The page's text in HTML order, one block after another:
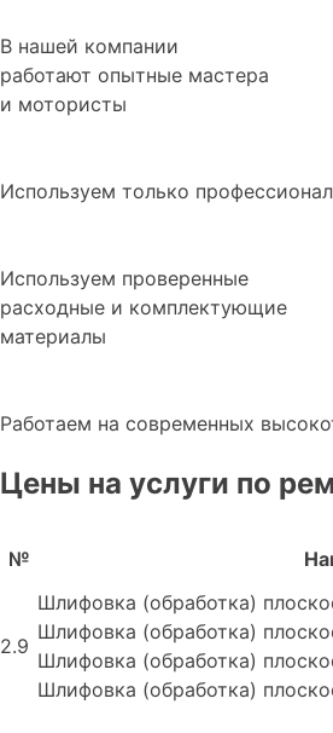
В нашей компании
работают опытные мастера
и мотористы
Используем только
Используем проверенные
расходные и комплектующие
материалы
Работаем на современных
Цены на услуги по
№
2.9
Шлифовка (обработка)
Шлифовка (обработка)
Шлифовка (обработка)
Шлифовка (обработка)